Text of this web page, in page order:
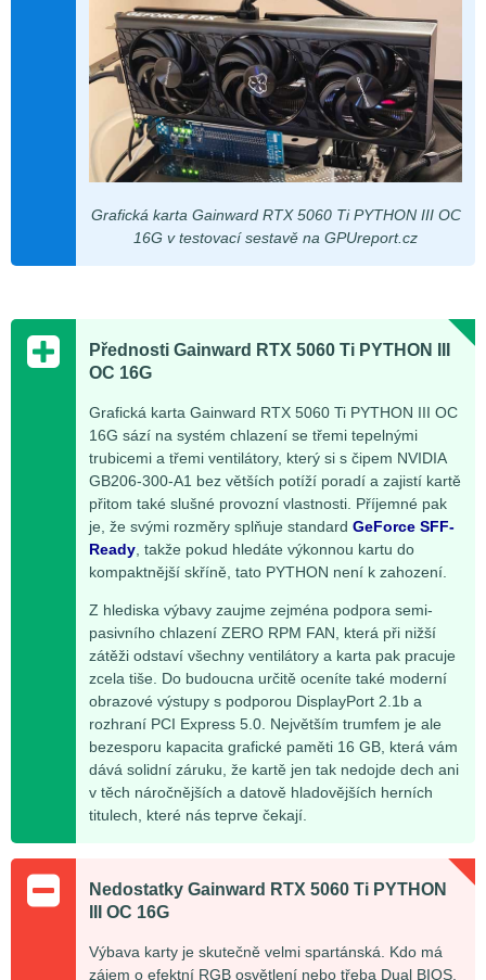
Grafická karta Gainward RTX 5060 Ti PYTHON III OC
16G v testovací sestavě na GPUreport.cz
Přednosti Gainward RTX 5060 Ti PYTHON III
OC 16G
Grafická karta Gainward RTX 5060 Ti PYTHON III OC
16G sází na systém chlazení se třemi tepelnými
trubicemi a třemi ventilátory, který si s čipem NVIDIA
GB206-300-A1 bez větších potíží poradí a zajistí kartě
přitom také slušné provozní vlastnosti. Příjemné pak
je, že svými rozměry splňuje standard GeForce SFF-
Ready , takže pokud hledáte výkonnou kartu do
kompaktnější skříně, tato PYTHON není k zahození.
Z hlediska výbavy zaujme zejména podpora semi-
pasivního chlazení ZERO RPM FAN, která při nižší
zátěži odstaví všechny ventilátory a karta pak pracuje
zcela tiše. Do budoucna určitě oceníte také moderní
obrazové výstupy s podporou DisplayPort 2.1b a
rozhraní PCI Express 5.0. Největším trumfem je ale
bezesporu kapacita grafické paměti 16 GB, která vám
dává solidní záruku, že kartě jen tak nedojde dech ani
v těch náročnějších a datově hladovějších herních
titulech, které nás teprve čekají.
Nedostatky Gainward RTX 5060 Ti PYTHON
III OC 16G
Výbava karty je skutečně velmi spartánská. Kdo má
zájem o efektní RGB osvětlení nebo třeba Dual BIOS,